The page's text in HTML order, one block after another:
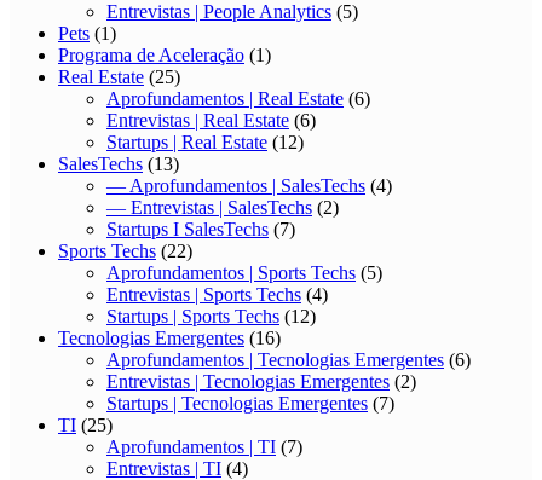
Entrevistas | People Analytics (5)
Pets (1)
Programa de Aceleração (1)
Real Estate (25)
Aprofundamentos | Real Estate (6)
Entrevistas | Real Estate (6)
Startups | Real Estate (12)
SalesTechs (13)
— Aprofundamentos | SalesTechs (4)
— Entrevistas | SalesTechs (2)
Startups I SalesTechs (7)
Sports Techs (22)
Aprofundamentos | Sports Techs (5)
Entrevistas | Sports Techs (4)
Startups | Sports Techs (12)
Tecnologias Emergentes (16)
Aprofundamentos | Tecnologias Emergentes (6)
Entrevistas | Tecnologias Emergentes (2)
Startups | Tecnologias Emergentes (7)
TI (25)
Aprofundamentos | TI (7)
Entrevistas | TI (4)